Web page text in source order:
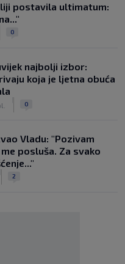
postavila ultimatum:
0
najbolji izbor:
koja je ljetna obuća
0
Vladu: "Pozivam
posluša. Za svako
2